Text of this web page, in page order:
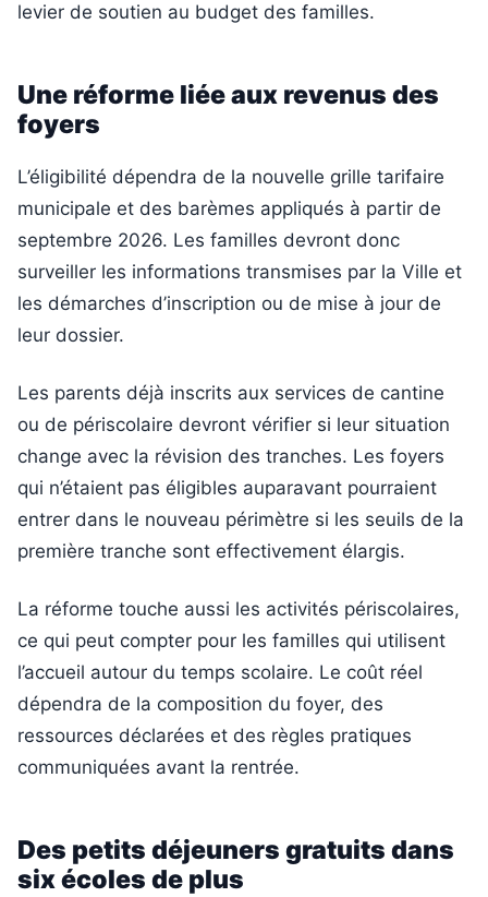
levier de soutien au budget des familles.
Une réforme liée aux revenus des
foyers
L’éligibilité dépendra de la nouvelle grille tarifaire
municipale et des barèmes appliqués à partir de
septembre 2026. Les familles devront donc
surveiller les informations transmises par la Ville et
les démarches d’inscription ou de mise à jour de
leur dossier.
Les parents déjà inscrits aux services de cantine
ou de périscolaire devront vérifier si leur situation
change avec la révision des tranches. Les foyers
qui n’étaient pas éligibles auparavant pourraient
entrer dans le nouveau périmètre si les seuils de la
première tranche sont effectivement élargis.
La réforme touche aussi les activités périscolaires,
ce qui peut compter pour les familles qui utilisent
l’accueil autour du temps scolaire. Le coût réel
dépendra de la composition du foyer, des
ressources déclarées et des règles pratiques
communiquées avant la rentrée.
Des petits déjeuners gratuits dans
six écoles de plus